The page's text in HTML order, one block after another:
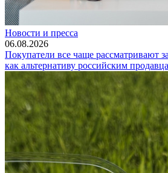
Новости и пресса
06.08.2026
Покупатели все чаще рассматривают
как альтернативу российским